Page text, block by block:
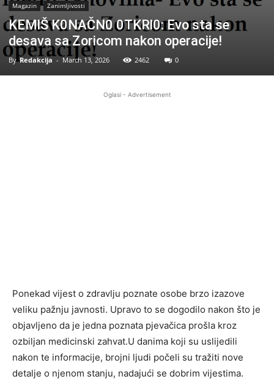
Magazin Zanimljivosti
KEMlŠ K0NAČN0 0TKRl0: Evo sta se
desava sa Zoricom nakon operacije!
By Redakcija - March 13, 2026 2462 0
Oglasi - Advertisement
Ponekad vijest o zdravlju poznate osobe brzo izazove
veliku pažnju javnosti. Upravo to se dogodilo nakon što je
objavljeno da je jedna poznata pjevačica prošla kroz
ozbiljan medicinski zahvat.U danima koji su uslijedili
nakon te informacije, brojni ljudi počeli su tražiti nove
detalje o njenom stanju, nadajući se dobrim vijestima.